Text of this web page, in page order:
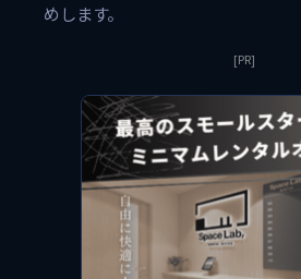
めします。
[PR]